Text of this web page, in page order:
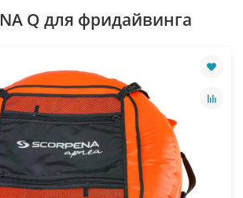
Q для фридайвинга